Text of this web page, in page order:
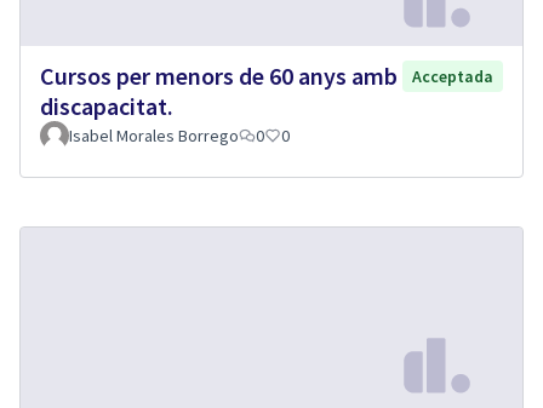
Cursos per menors de 60 anys amb
discapacitat.
Acceptada
Isabel Morales Borrego 0 0